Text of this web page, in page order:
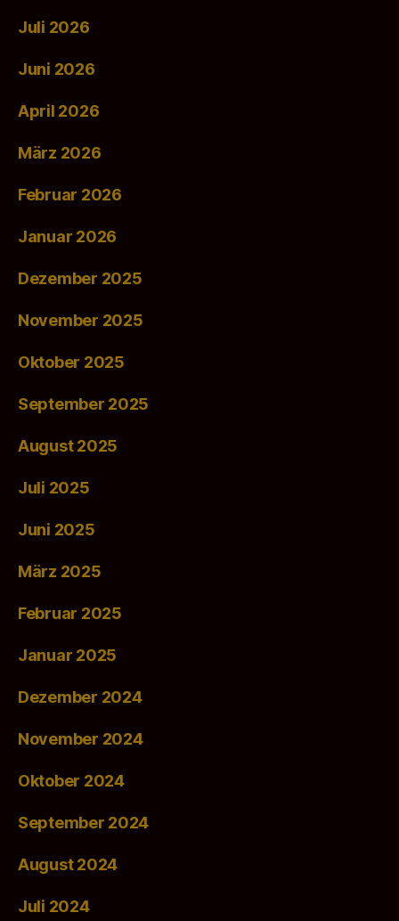
Juli 2026
Juni 2026
April 2026
März 2026
Februar 2026
Januar 2026
Dezember 2025
November 2025
Oktober 2025
September 2025
August 2025
Juli 2025
Juni 2025
März 2025
Februar 2025
Januar 2025
Dezember 2024
November 2024
Oktober 2024
September 2024
August 2024
Juli 2024